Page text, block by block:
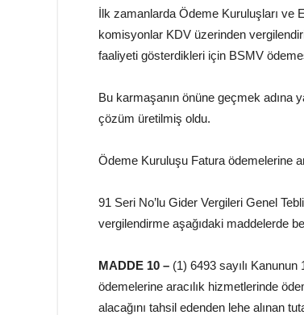
İlk zamanlarda Ödeme Kuruluşları ve
komisyonlar KDV üzerinden
faaliyeti gösterdikleri için BSMV
Bu karmaşanın önüne geçmek adına
çözüm üretilmiş oldu.
Ödeme Kuruluşu Fatura ödemelerine
91 Seri No’lu Gider Vergileri Genel
vergilendirme aşağıdaki maddelerde
MADDE 10 – (1) 6493 sayılı
ödemelerine aracılık hizmetlerinde
alacağını tahsil edenden lehe alınan